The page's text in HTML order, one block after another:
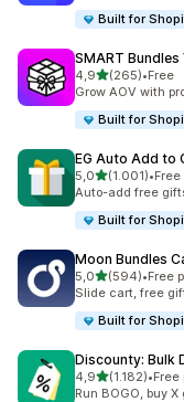
Built for
SMART
4,95 yıldız
(265)
toplam 265 •Free
Grow AOV with
Built for
EG Auto Add to
5,05 yıldız
(1.001)
toplam 1001•
Auto-add free
Built for
Moon Bundles
5,05 yıldız
(594)
toplam 594•Free
Slide cart, free
Built for
Discounty: Bulk
4,95 yıldız
(1.182)
toplam 1182•Free
Run BOGO, buy